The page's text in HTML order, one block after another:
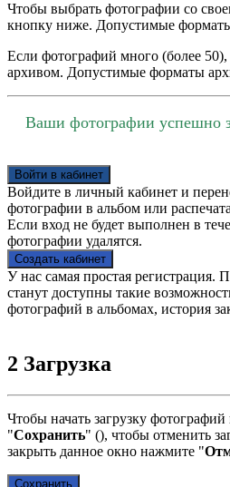
Чтобы выбрать фотографии со
кнопку ниже. Допустимые
Если фотографий много (более 50),
архивом. Допустимые форматы
Ваши фотографии успешно
Войти в кабинет
Войдите в личный кабинет и
фотографии в альбом или
Если вход не будет выполнен в
фотографии удалятся.
Создать кабинет
У нас самая простая
станут доступны такие
фотографий в альбомах, история
2 Загрузка
Чтобы начать загрузку
"Сохранить" (), чтобы отменить
закрыть данное окно нажмите "
Сохранить